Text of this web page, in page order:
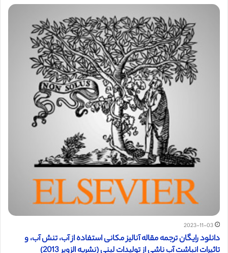
2023-11-03
دانلود رایگان ترجمه مقاله آنالیز مکانی استفاده از آب، تنش آب، و